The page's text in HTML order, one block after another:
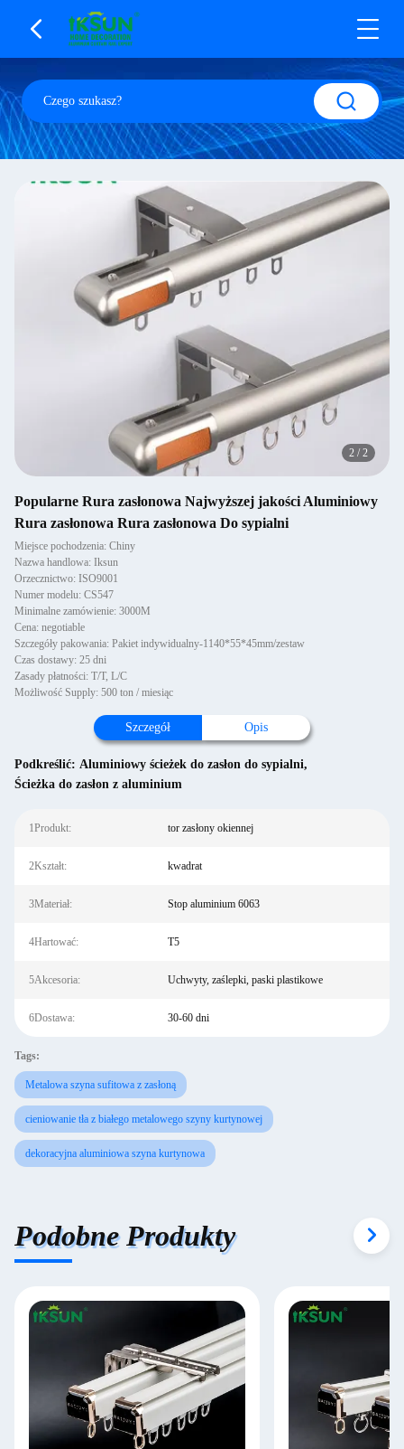
2 /2
Popularne Rura zasłonowa Najwyższej jakości Aluminiowy
Rura zasłonowa Rura zasłonowa Do sypialni
Miejsce pochodzenia: Chiny
Nazwa handlowa: Iksun
Orzecznictwo: ISO9001
Numer modelu: CS547
Minimalne zamówienie: 3000M
Cena: negotiable
Szczegóły pakowania: Pakiet indywidualny-1140*55*45mm/zestaw
Czas dostawy: 25 dni
Zasady płatności: T/T, L/C
Możliwość Supply: 500 ton / miesiąc
Szczegół Opis
Podkreślić: Aluminiowy ścieżek do zasłon do sypialni,
Ścieżka do zasłon z aluminium
1Produkt: tor zasłony okiennej
2Kształt: kwadrat
3Materiał: Stop aluminium 6063
4Hartować: T5
5Akcesoria: Uchwyty, zaślepki, paski plastikowe
6Dostawa: 30-60 dni
Tags:
Metalowa szyna sufitowa z zasłoną
cieniowanie tła z białego metalowego szyny kurtynowej
dekoracyjna aluminiowa szyna kurtynowa
Podobne Produkty